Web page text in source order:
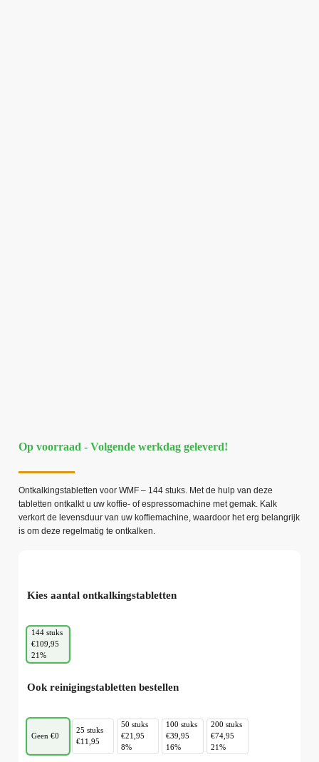
Op voorraad - Volgende werkdag geleverd!
Ontkalkingstabletten voor WMF – 144 stuks. Met de hulp van deze
tabletten ontkalkt u uw koffie- of espressomachine met gemak. Kalk
verkort de levensduur van uw koffiemachine, waardoor het erg belangrijk
is om deze regelmatig te ontkalken.
Kies aantal ontkalkingstabletten
144 stuks
€109,95
21%
Ook reinigingstabletten bestellen
Geen €0
25 stuks
€11,95
50 stuks
€21,95
8%
100 stuks
€39,95
16%
200 stuks
€74,95
21%